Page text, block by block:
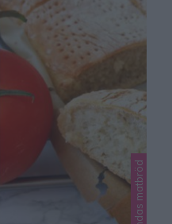
Lindas matbröd